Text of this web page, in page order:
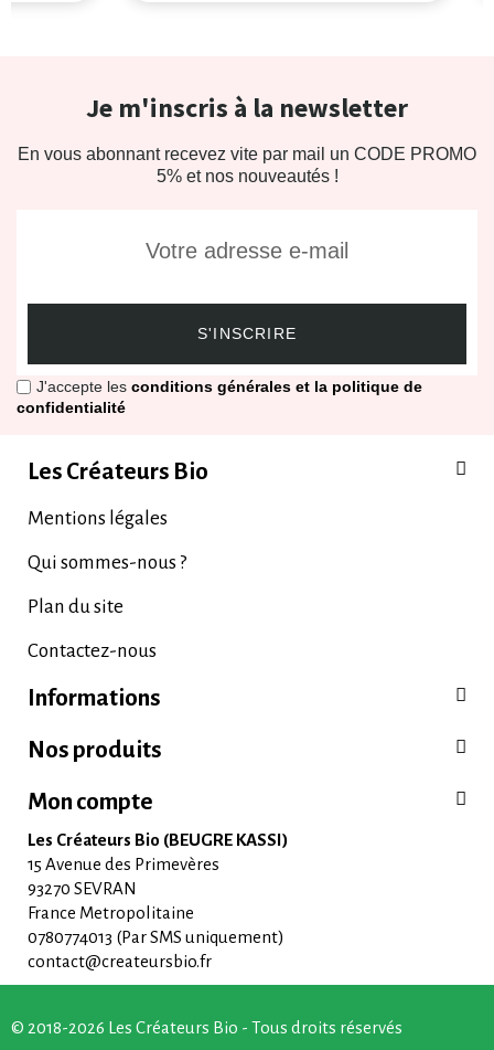
Je m'inscris à la newsletter
En vous abonnant recevez vite par mail un CODE PROMO
5% et nos nouveautés !
S'INSCRIRE
J'accepte les conditions générales et la politique de
confidentialité
Les Créateurs Bio
Mentions légales
Qui sommes-nous ?
Plan du site
Contactez-nous
Informations
Nos produits
Mon compte
Les Créateurs Bio (BEUGRE KASSI)
15 Avenue des Primevères
93270 SEVRAN
France Metropolitaine
0780774013 (Par SMS uniquement)
contact@createursbio.fr
© 2018-2026 Les Créateurs Bio - Tous droits réservés